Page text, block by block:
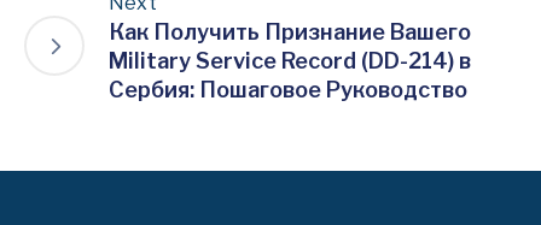
Как Получить Признание Вашего
Military Service Record (DD-214) в
Сербия: Пошаговое Руководство